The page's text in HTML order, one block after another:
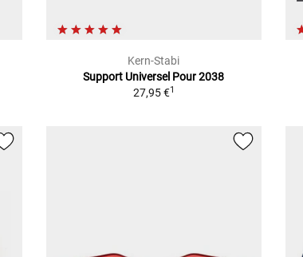
Kern-Stabi
Support Universel Pour 2038
27,95 €1